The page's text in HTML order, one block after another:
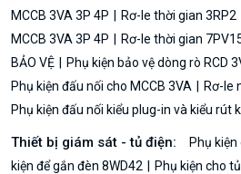
MCCB 3VA 3P 4P
Rơ-le thời gian 3RP2
MCCB 3VA 3P 4P
Rơ-le thời gian
BẢO VỆ
Phụ kiện bảo vệ dòng rò RCD
Phụ kiện đấu nối cho MCCB 3VA
Rơ-le
Phụ kiện đấu nối kiểu plug-in và kiểu rút
Thiết bị giám sát - tủ điện: Phụ
kiện để gắn đèn 8WD42
Phụ kiện cho